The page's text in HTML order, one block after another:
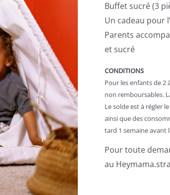
Buffet sucré (3
Un cadeau pour
Parents
et sucré
CONDITIONS
Pour les enfants de 2
non remboursables.
Le solde est à régler
ainsi que des
tard 1 semaine avant
Pour toute
au